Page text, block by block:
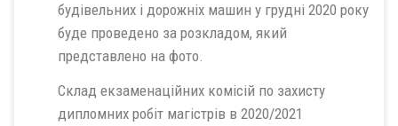
будівельних і дорожніх машин у грудні 2020 року
буде проведено за розкладом, який
представлено на фото.
Склад екзаменаційних комісій по захисту
дипломних робіт магістрів в 2020/2021